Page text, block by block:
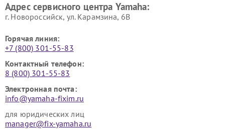
Адрес сервисного центра Yamaha:
г. Новороссийск, ул. Карамзина, 6В
Горячая линия:
+7 (800) 301-55-83
Контактный телефон:
8 (800) 301-55-83
Электронная почта:
info@yamaha-fixim.ru
для юридических лиц
manager@fix-yamaha.ru